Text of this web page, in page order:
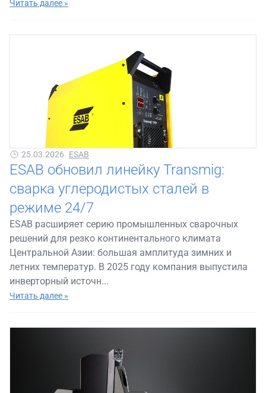
Читать далее »
25.03.2026 ESAB
ESAB обновил линейку Transmig:
сварка углеродистых сталей в
режиме 24/7
ESAB расширяет серию промышленных сварочных
решений для резко континентального климата
Центральной Азии: большая амплитуда зимних и
летних температур. В 2025 году компания выпустила
инверторный источн...
Читать далее »